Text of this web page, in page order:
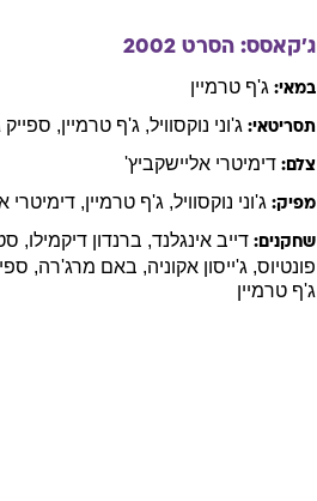
ג'קאסס: הסרט 2002
במאי: ג'ף טרמיין
תסריטאי: ג'וני נוקסוויל, ג'ף טרמיין, ספייק
צלם: דימיטרי אליישקביץ'
מפיק: ג'וני נוקסוויל, ג'ף טרמיין, דימיטרי
שחקנים: דייב אינגלנד, ברנדון דיקמילו,
פונטיוס, ג'ייסון אקוניה, באם מרג'רה,
ג'ף טרמיין